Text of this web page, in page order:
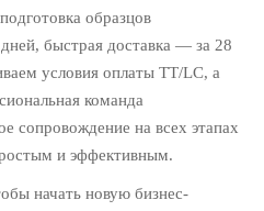
образцов
быстрая доставка — за 28
условия оплаты TT/LC, а
команда
сопровождение на всех этапах
и эффективным.
начать новую бизнес-